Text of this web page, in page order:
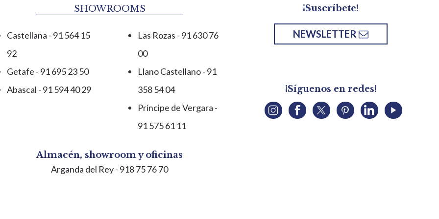
SHOWROOMS
Castellana - 91 564 15
92
Getafe - 91 695 23 50
Abascal - 91 594 40 29
Las Rozas - 91 630 76
00
Llano Castellano - 91
358 54 04
Príncipe de Vergara -
91 575 61 11
Almacén, showroom y oficinas
Arganda del Rey- 918 75 76 70
¡Suscríbete!
NEWSLETTER
¡Síguenos en redes!